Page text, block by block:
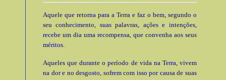
Aquele que retorna para a Terra e faz o bem, segundo o
seu conhecimento, suas palavras, ações e intenções,
recebe um dia uma recompensa, que convenha aos seus
méritos.
Aqueles que durante o período de vida na Terra, vivem
na dor e no desgosto, sofrem com isso por causa de suas